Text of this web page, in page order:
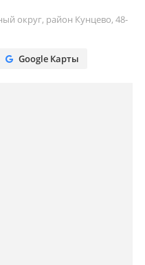
округ, район Кунцево, 48-
Google Карты